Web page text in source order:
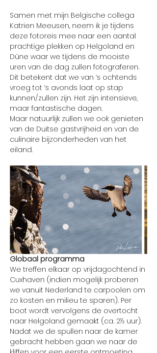
Samen met mijn Belgische collega
Katrien Meeusen, neem ik je tijdens
deze fotoreis mee naar een aantal
prachtige plekken op Helgoland en
Düne waar we tijdens de mooiste
uren van de dag zullen fotograferen.
Dit betekent dat we van ’s ochtends
vroeg tot ’s avonds laat op stap
kunnen/zullen zijn. Het zijn intensieve,
maar fantastische dagen.
Maar natuurlijk zullen we ook genieten
van de Duitse gastvrijheid en van de
culinaire bijzonderheden van het
eiland.
Globaal programma
We treffen elkaar op vrijdagochtend in
Cuxhaven (indien mogelijk proberen
we vanuit Nederland te carpoolen om
zo kosten en milieu te sparen). Per
boot wordt vervolgens de overtocht
naar Helgoland gemaakt (ca. 2½ uur).
Nadat we de spullen naar de kamer
gebracht hebben gaan we naar de